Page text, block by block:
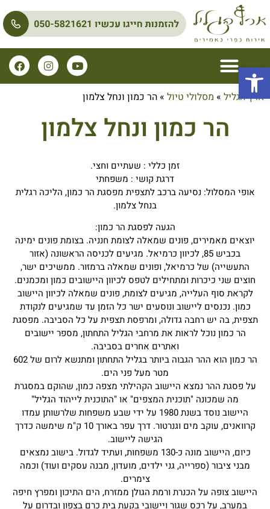
פתח סרגל נגישות
ארץ הגליל » מסלולי טיול »הר כמון ונחל צלמון
הר כמון ונחל צלמון
זמן כללי : שעתיים וחצי.
דרגת קושי : משפחתי
אופי המסלול: נסיעה ברכב לתצפית מפסגת הר כמון, הליכה רגלית
בנחל צלמון.
הגעה לפסגת הר כמון:
יוצאים מאמירים, פונים שמאלה לצומת חנניה. בצומת פונים ימינה
בכביש 85, לכיוון כרמיאל. מגיעים לכניסה הראשונה (אזור
התעשייה) של כרמיאל, ופונים שמאלה ברמזור. ממשיכים ישר,
חוצים שני כיכרות ומתחילים לטפס לכיוון היישובים כמון ומכמנים.
לקראת סוף העלייה, מגיעים לצומת, פונים שמאלה לכיוון היישוב
כמון. נכנסים ליישוב ונוסעים ישר כל הזמן עד שמגיעים לנקודת
תצפית, בה יש רחבה גדולה, ומרפסת תצפית על כל הסביבה. מפסגת
הר כמון נוכל לראות את מרחבי הגליל התחתון, מספר יישובים
ואתרים אחרים בסביבה.
הר כמון הוא ההר הגבוה ביותר בגליל התחתון ומתנשא לרום של 602
מטר מעל פני הים.
על פסגת ההר נמצא היישוב הקהילתי מצפה כמון, שהוקם במסגרת
מה שמכונה "תוכנית המצפים" או "התוכנית לייהוד הגליל"
היישוב נוסד בשנת 1980 על ידי שבע משפחות שלרשותן עמדו
קרוואנים, עוקב מים וגנרטור. דרך עפר באורך 10 ק"מ שימשה כדרך
הגישה ליישוב.
כיום, היישוב מונה כ-130 משפחות, ועתיד לגדול. בישוב נמצאים
מבני ציבור (ספרייה, גני ילדים, מועדון, מבנה עסקים ועוד) וכמה
צימרים.
היישוב צופה על הכנרת ורמת הגולן ממזרח, הים התיכון ומפרץ חיפה
במערב, על רכס שגור ויישובי בקעת בית כרם בצפון ובדרום על